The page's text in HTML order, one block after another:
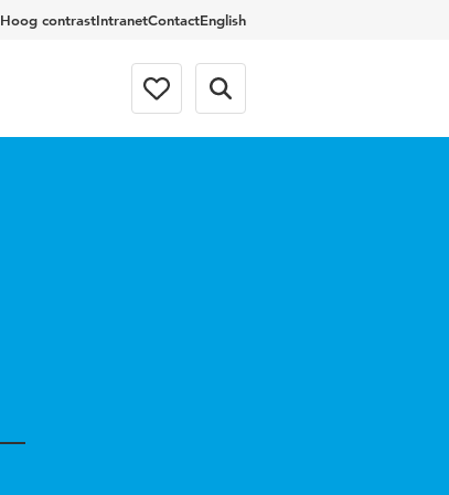
Hoog contrastIntranetContactEnglish